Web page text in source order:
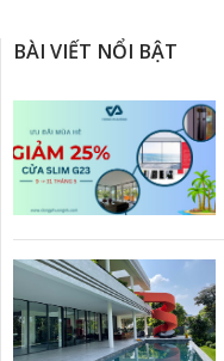
BÀI VIẾT NỔI BẬT